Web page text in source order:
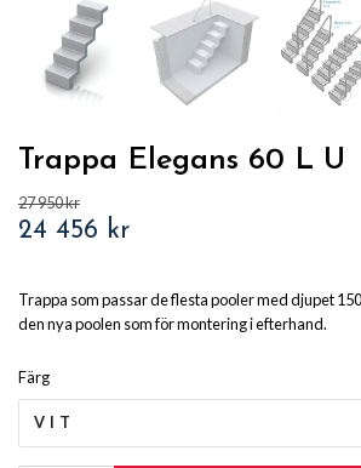
Trappa Elegans 60 L U
27 950 kr
24 456 kr
Trappa som passar de flesta pooler med djupet
den nya poolen som för montering i efterhand.
Färg
VIT